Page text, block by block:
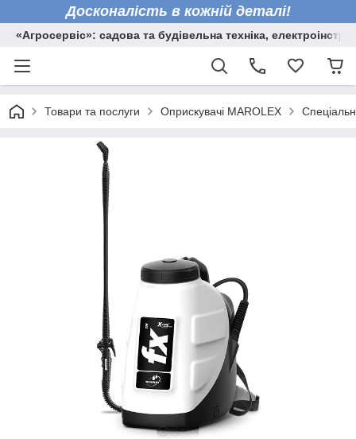
Досконалість в кожній деталі!
«Агросервіс»: садова та будівельна техніка,
Товари та послуги Оприскувачі MAROLEX